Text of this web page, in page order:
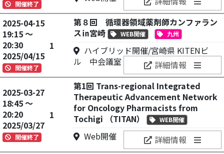
開催終了
2025-04-15
19:15 ～
20:30
2025/04/15
開催終了
1
第８回 循環器領域薬剤師カンファラン
ス㏌宮崎
WEB開催 九州
ハイブリッド開催/宮崎県 KITENビ
ル 中会議室
詳細情報
2025-03-27
18:45 ～
20:20
2025/03/27
開催終了
1
第1回 Trans-regional Integrated
Therapeutic Advancement Network
for Oncology Pharmacists from
Tochigi （TITAN）
WEB開催
Web開催
詳細情報